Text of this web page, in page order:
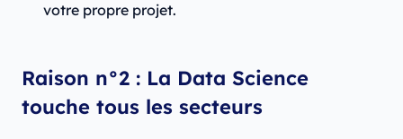
votre propre projet.
Raison n°2 : La Data Science
touche tous les secteurs